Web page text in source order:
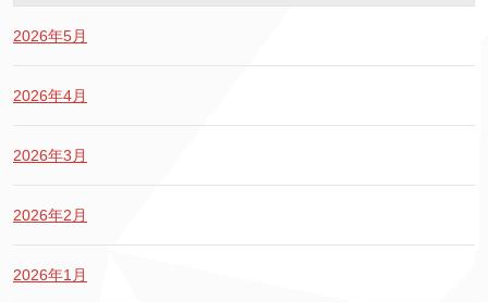
2026年5月
2026年4月
2026年3月
2026年2月
2026年1月